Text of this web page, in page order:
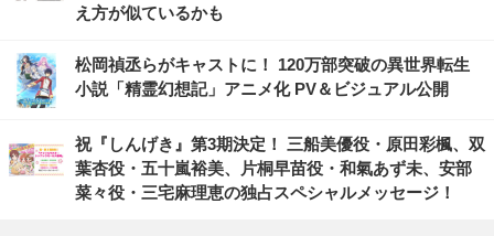
え方が似ているかも
松岡禎丞らがキャストに！ 120万部突破の異世界転生
小説「精霊幻想記」アニメ化 PV＆ビジュアル公開
祝『しんげき』第3期決定！ 三船美優役・原田彩楓、双
葉杏役・五十嵐裕美、片桐早苗役・和氣あず未、安部
菜々役・三宅麻理恵の独占スペシャルメッセージ！